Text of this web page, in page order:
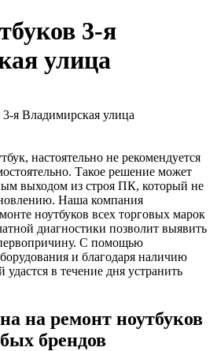
3-я
улица
настоятельно не рекомендуется
Такое решение может
выходом из строя ПК, который не
Наша компания
ноутбуков всех торговых марок
диагностики позволит выявить
С помощью
и благодаря наличию
удастся в течение дня устранить
на ремонт ноутбуков
брендов